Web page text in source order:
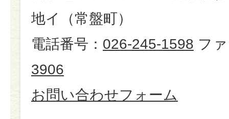
地イ（常盤町）
電話番号： 026-245-1598 フ
3906
お問い合わせフォーム